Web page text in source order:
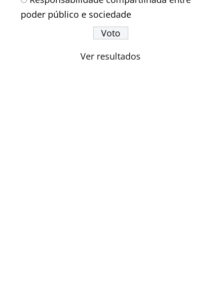
poder público e sociedade
Ver resultados